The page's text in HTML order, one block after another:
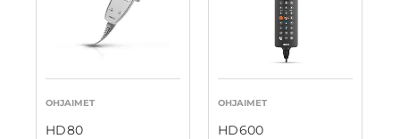
OHJAIMET
HD80
OHJAIMET
HD600